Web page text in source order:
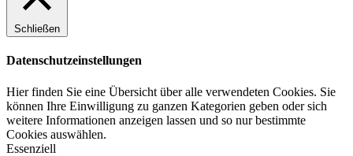
Schließen
Datenschutzeinstellungen
Hier finden Sie eine Übersicht über alle verwendeten Cookies. Sie
können Ihre Einwilligung zu ganzen Kategorien geben oder sich
weitere Informationen anzeigen lassen und so nur bestimmte
Cookies auswählen.
Essenziell